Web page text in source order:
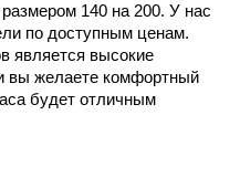
140 на 200. У нас
по доступным ценам.
является высокие
вы желаете комфортный
будет отличным